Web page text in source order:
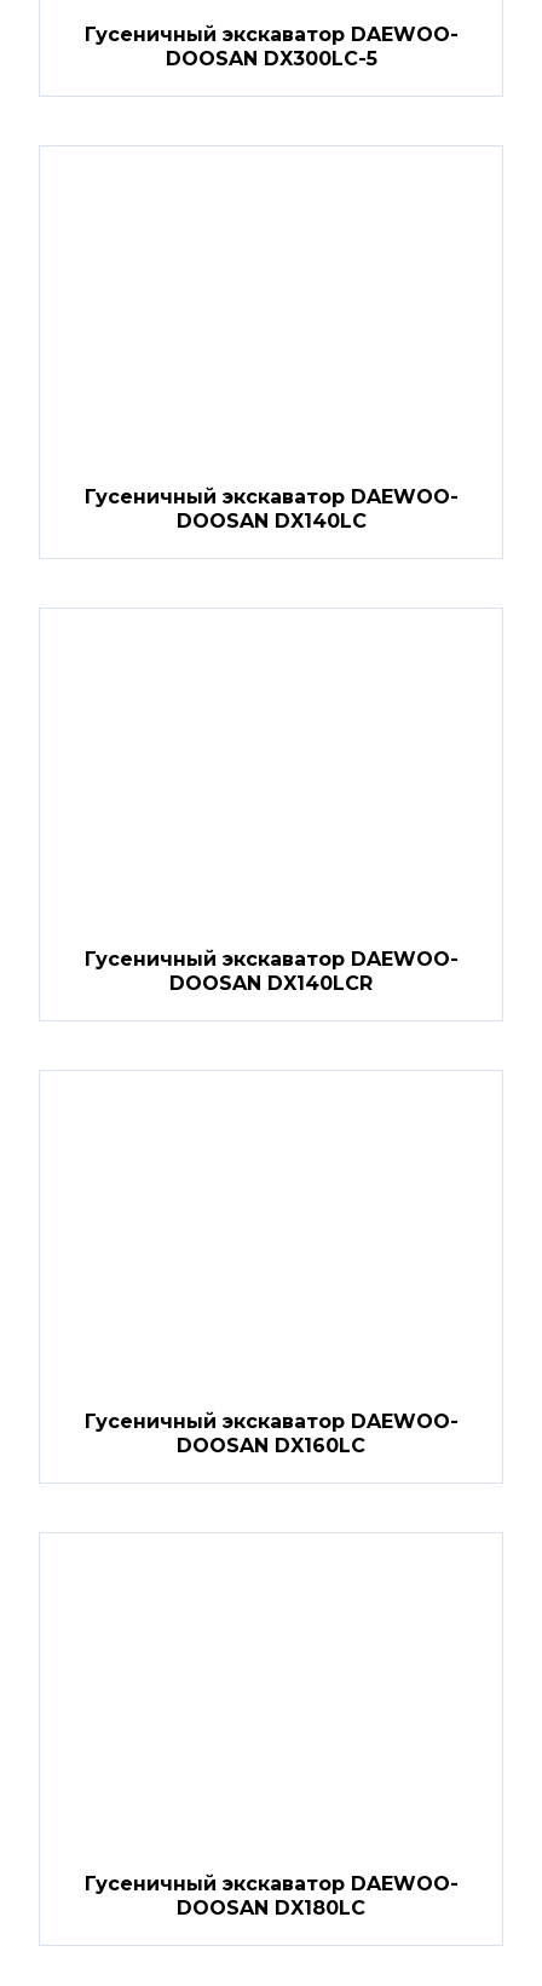
Гусеничный экскаватор DAEWOO-
DOOSAN DX300LC-5
Гусеничный экскаватор DAEWOO-
DOOSAN DX140LC
Гусеничный экскаватор DAEWOO-
DOOSAN DX140LCR
Гусеничный экскаватор DAEWOO-
DOOSAN DX160LC
Гусеничный экскаватор DAEWOO-
DOOSAN DX180LC